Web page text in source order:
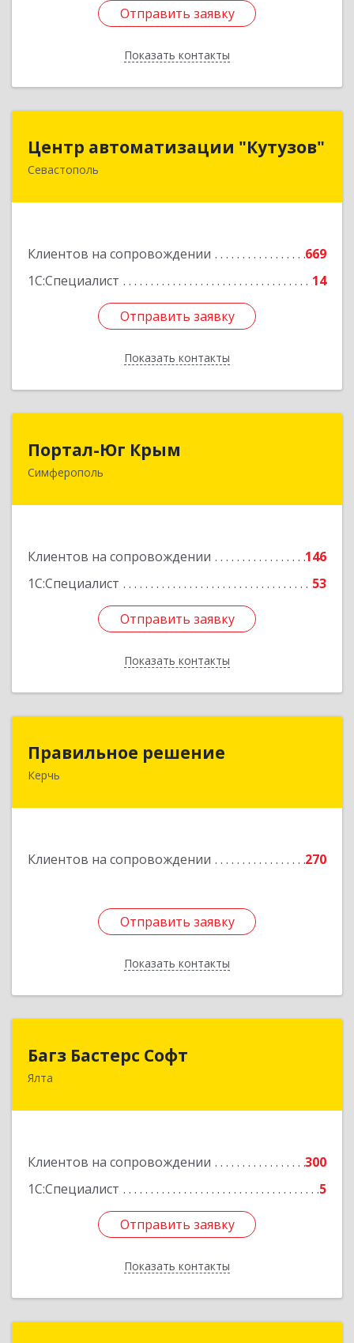
Отправить заявку
Показать контакты
Отправить заявку
Назад
Центр автоматизации "Кутузов"
Севастополь
Клиентов на сопровождении
669
1С:Специалист
14
Отправить заявку
Показать контакты
299011, Севастополь г, Генерала Петрова ул,
Отправить заявку
Назад
Портал-Юг Крым
Симферополь
Клиентов на сопровождении
146
1С:Специалист
53
Отправить заявку
Показать контакты
295015, Крым Респ, Симферополь г, Козлова ул,
Отправить заявку
Назад
Правильное решение
Керчь
Клиентов на сопровождении 270
Отправить заявку
Показать контакты
298330, Крым Респ, Керчь г, Адмиралтейский
Отправить заявку
Назад
Багз Бастерс Софт
Ялта
Клиентов на сопровождении
300
1С:Специалист
5
Отправить заявку
Показать контакты
Багз Бастерс Софт
298603, Крым Респ, Ялта г, Свердлова ул, дом №
Отправить заявку
Назад